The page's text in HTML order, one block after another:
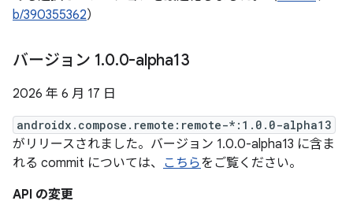
b/390355362）
バージョン 1.0.0-alpha13
2026 年 6 月 17 日
androidx.compose.remote:remote-*:1.0.0-alpha13
がリリースされました。バージョン 1.0.0-alpha13 に含ま
れる commit については、 こちらをご覧ください。
API の変更